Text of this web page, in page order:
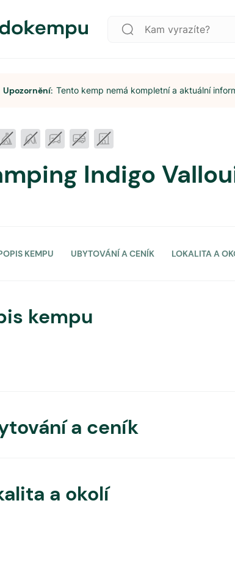
Upozornění: Tento kemp nemá kompletní a aktuální
Indigo
KEMPU UBYTOVÁNÍ A CENÍK LOKALITA A
kempu
a ceník
a okolí